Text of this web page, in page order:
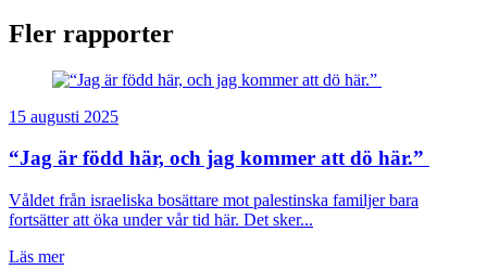
Fler rapporter
15 augusti 2025
“Jag är född här, och jag kommer att dö här.”
Våldet från israeliska bosättare mot palestinska familjer bara
fortsätter att öka under vår tid här. Det sker...
Läs mer